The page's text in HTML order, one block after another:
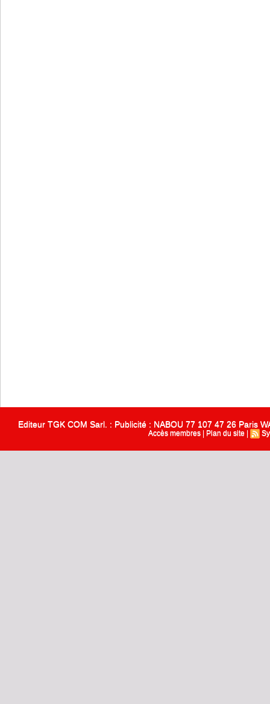
Editeur TGK COM Sarl. : Publicité : NABOU 77 107 47 26 Paris
Accès membres Plan du site